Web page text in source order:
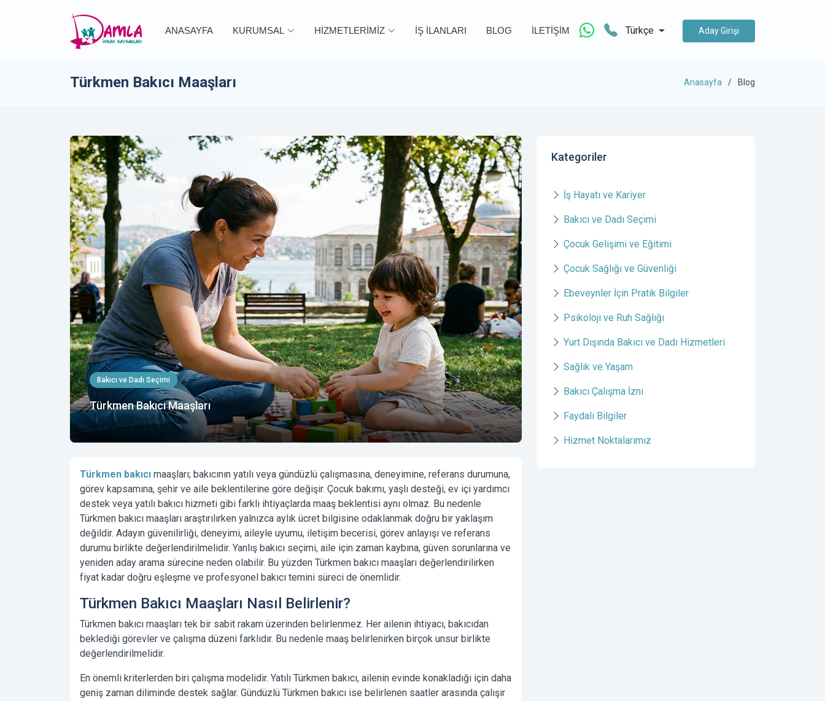
ANASAYFA KURUMSAL HİZMETLERİMİZ İŞ İLANLARI BLOG İLETİŞİM Türkçe Aday Girişi
Türkmen Bakıcı Maaşları Anasayfa Blog
Bakıcı ve Dadı Seçimi
Türkmen Bakıcı Maaşları
Türkmen bakıcı maaşları; bakıcının yatılı veya gündüzlü çalışmasına, deneyimine, referans durumuna,
görev kapsamına, şehir ve aile beklentilerine göre değişir. Çocuk bakımı, yaşlı desteği, ev içi yardımcı
destek veya yatılı bakıcı hizmeti gibi farklı ihtiyaçlarda maaş beklentisi aynı olmaz. Bu nedenle
Türkmen bakıcı maaşları araştırılırken yalnızca aylık ücret bilgisine odaklanmak doğru bir yaklaşım
değildir. Adayın güvenilirliği, deneyimi, aileyle uyumu, iletişim becerisi, görev anlayışı ve referans
durumu birlikte değerlendirilmelidir. Yanlış bakıcı seçimi, aile için zaman kaybına, güven sorunlarına ve
yeniden aday arama sürecine neden olabilir. Bu yüzden Türkmen bakıcı maaşları değerlendirilirken
fiyat kadar doğru eşleşme ve profesyonel bakıcı temini süreci de önemlidir.
Türkmen Bakıcı Maaşları Nasıl Belirlenir?
Türkmen bakıcı maaşları tek bir sabit rakam üzerinden belirlenmez. Her ailenin ihtiyacı, bakıcıdan
beklediği görevler ve çalışma düzeni farklıdır. Bu nedenle maaş belirlenirken birçok unsur birlikte
değerlendirilmelidir.
En önemli kriterlerden biri çalışma modelidir. Yatılı Türkmen bakıcı, ailenin evinde konakladığı için daha
geniş zaman diliminde destek sağlar. Gündüzlü Türkmen bakıcı ise belirlenen saatler arasında çalışır
Kategoriler
İş Hayatı ve Kariyer
Bakıcı ve Dadı Seçimi
Çocuk Gelişimi ve Eğitimi
Çocuk Sağlığı ve Güvenliği
Ebeveynler İçin Pratik Bilgiler
Psikoloji ve Ruh Sağlığı
Yurt Dışında Bakıcı ve Dadı Hizmetleri
Sağlık ve Yaşam
Bakıcı Çalışma İzni
Faydalı Bilgiler
Hizmet Noktalarımız